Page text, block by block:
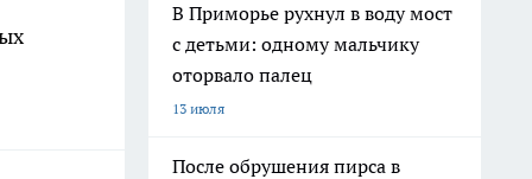
В Приморье рухнул в воду мост
с детьми: одному мальчику
оторвало палец
13 июля
После обрушения пирса в